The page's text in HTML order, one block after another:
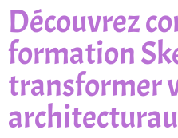
Découvrez
formation
transformer